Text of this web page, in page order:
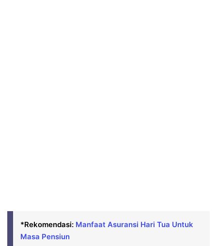
*Rekomendasi: Manfaat Asuransi Hari Tua Untuk
Masa Pensiun